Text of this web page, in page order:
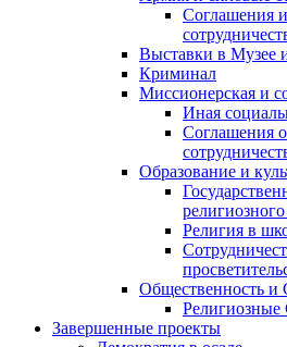
Соглашения
Выставки в Музее
Криминал
Миссионерская и
Иная
Соглашения
Образование и
Религия в
Общественность
Завершенные проекты